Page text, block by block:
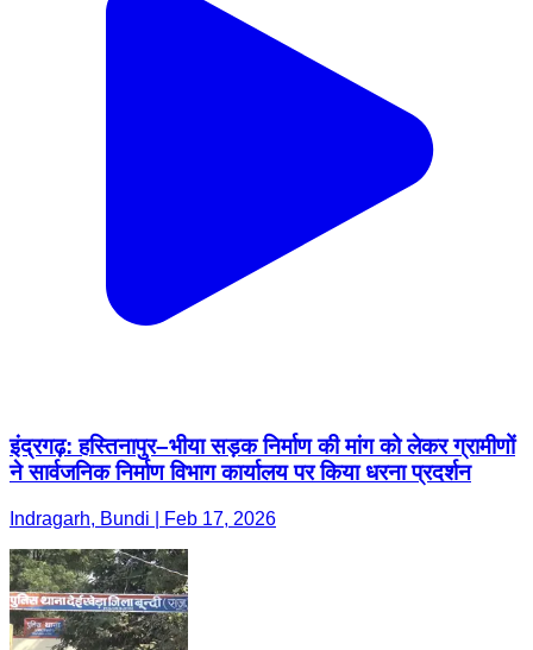
इंद्रगढ़: हस्तिनापुर–भीया सड़क निर्माण की मांग को लेकर ग्रामीणों
ने सार्वजनिक निर्माण विभाग कार्यालय पर किया धरना प्रदर्शन
Indragarh, Bundi | Feb 17, 2026